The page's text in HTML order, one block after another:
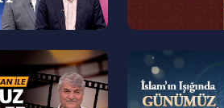
--
>